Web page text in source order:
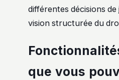
différentes décisions
vision structurée du
que vous